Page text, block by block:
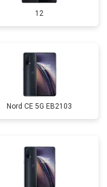
12
Nord CE 5G EB2103